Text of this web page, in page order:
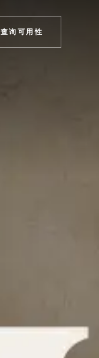
查询可用性